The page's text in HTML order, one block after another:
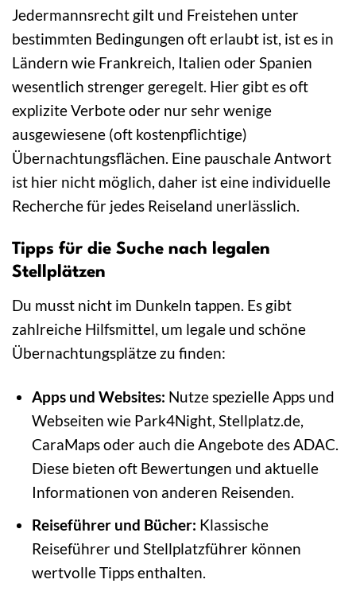
Jedermannsrecht gilt und Freistehen unter
bestimmten Bedingungen oft erlaubt ist, ist es in
Ländern wie Frankreich, Italien oder Spanien
wesentlich strenger geregelt. Hier gibt es oft
explizite Verbote oder nur sehr wenige
ausgewiesene (oft kostenpflichtige)
Übernachtungsflächen. Eine pauschale Antwort
ist hier nicht möglich, daher ist eine individuelle
Recherche für jedes Reiseland unerlässlich.
Tipps für die Suche nach legalen
Stellplätzen
Du musst nicht im Dunkeln tappen. Es gibt
zahlreiche Hilfsmittel, um legale und schöne
Übernachtungsplätze zu finden:
Apps und Websites: Nutze spezielle Apps und
Webseiten wie Park4Night, Stellplatz.de,
CaraMaps oder auch die Angebote des ADAC.
Diese bieten oft Bewertungen und aktuelle
Informationen von anderen Reisenden.
Reiseführer und Bücher: Klassische
Reiseführer und Stellplatzführer können
wertvolle Tipps enthalten.